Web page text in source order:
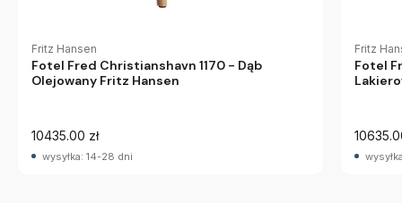
Fritz Hansen
Fotel Fred Christianshavn 1170 - Dąb
Olejowany Fritz Hansen
10435.00 zł
wysyłka: 14-28 dni
Fritz
Fotel